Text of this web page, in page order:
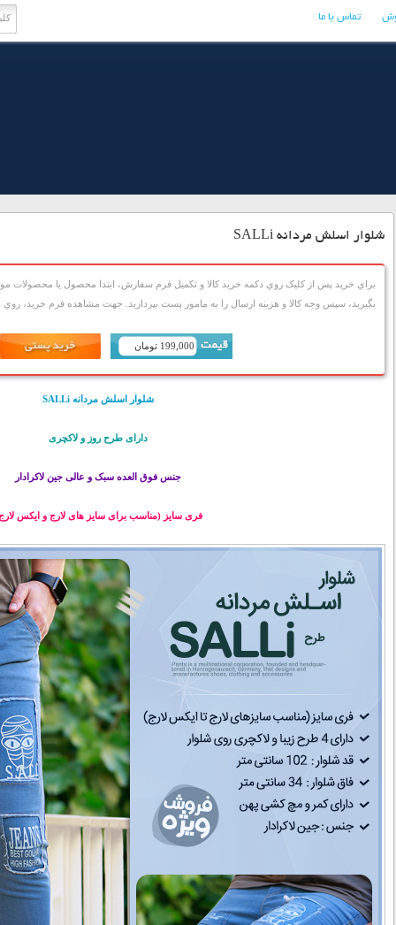
تماس با ما
شلوار اسلش مردانه SALLi
براي خريد پس از کليک روي دکمه خريد کالا و تکميل فرم سفارش، ابتدا محصول يا محصولات
بگيريد، سپس وجه کالا و هزينه ارسال را به مامور پست بپردازيد. جهت مشاهده فرم خريد، روي
199,000 تومان
شلوار اسلش مردانه SALLi
دارای طرح روز و لاکچری
جنس فوق العده سبک و عالی جین لاکرادار
فری سایز (مناسب برای سایز های لارج و ایکس